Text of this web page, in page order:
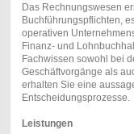
Das Rechnungswesen
Buchführungspflichten,
operativen
Finanz- und
Fachwissen sowohl bei
Geschäftvorgänge als
erhalten Sie eine
Entscheidungsprozesse.
Leistungen